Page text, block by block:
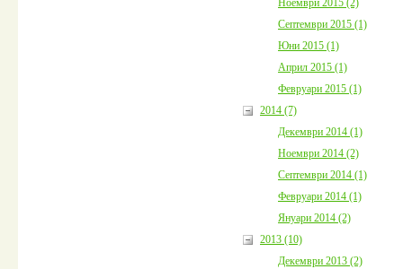
Септември 2015 (1)
Юни 2015 (1)
Април 2015 (1)
Февруари 2015 (1)
2014 (7)
Декември 2014 (1)
Ноември 2014 (2)
Септември 2014 (1)
Февруари 2014 (1)
Януари 2014 (2)
2013 (10)
Декември 2013 (2)